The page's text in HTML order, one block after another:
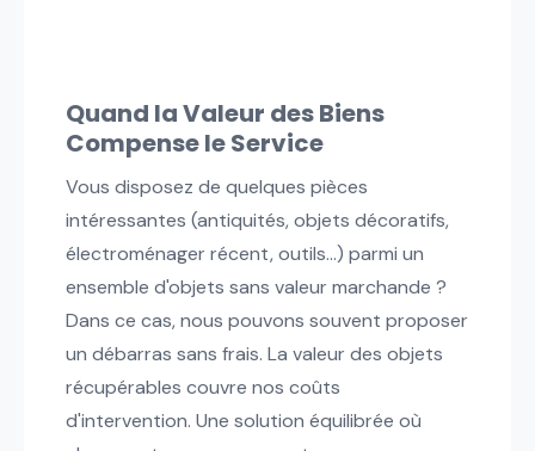
Quand la Valeur des Biens
Compense le Service
Vous disposez de quelques pièces
intéressantes (antiquités, objets décoratifs,
électroménager récent, outils...) parmi un
ensemble d'objets sans valeur marchande ?
Dans ce cas, nous pouvons souvent proposer
un débarras sans frais. La valeur des objets
récupérables couvre nos coûts
d'intervention. Une solution équilibrée où